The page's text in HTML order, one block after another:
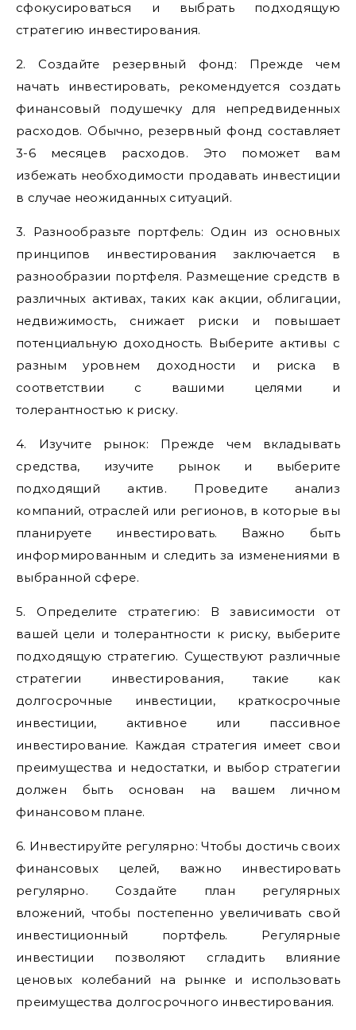
сфокусироваться и выбрать подходящую
стратегию инвестирования.
2. Создайте резервный фонд: Прежде чем
начать инвестировать, рекомендуется создать
финансовый подушечку для непредвиденных
расходов. Обычно, резервный фонд составляет
3-6 месяцев расходов. Это поможет вам
избежать необходимости продавать инвестиции
в случае неожиданных ситуаций.
3. Разнообразьте портфель: Один из основных
принципов инвестирования заключается в
разнообразии портфеля. Размещение средств в
различных активах, таких как акции, облигации,
недвижимость, снижает риски и повышает
потенциальную доходность. Выберите активы с
разным уровнем доходности и риска в
соответствии с вашими целями и
толерантностью к риску.
4. Изучите рынок: Прежде чем вкладывать
средства, изучите рынок и выберите
подходящий актив. Проведите анализ
компаний, отраслей или регионов, в которые вы
планируете инвестировать. Важно быть
информированным и следить за изменениями в
выбранной сфере.
5. Определите стратегию: В зависимости от
вашей цели и толерантности к риску, выберите
подходящую стратегию. Существуют различные
стратегии инвестирования, такие как
долгосрочные инвестиции, краткосрочные
инвестиции, активное или пассивное
инвестирование. Каждая стратегия имеет свои
преимущества и недостатки, и выбор стратегии
должен быть основан на вашем личном
финансовом плане.
6. Инвестируйте регулярно: Чтобы достичь своих
финансовых целей, важно инвестировать
регулярно. Создайте план регулярных
вложений, чтобы постепенно увеличивать свой
инвестиционный портфель. Регулярные
инвестиции позволяют сгладить влияние
ценовых колебаний на рынке и использовать
преимущества долгосрочного инвестирования.